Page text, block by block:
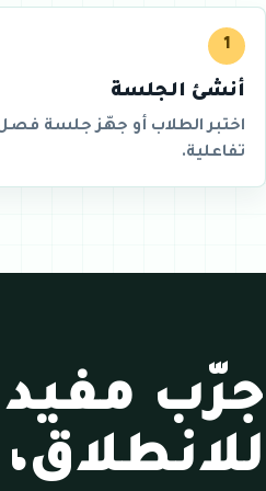
1
أنشئ الجلسة
اختبر الطلاب أو جهّز جلسة
تفاعلية.
جرّب